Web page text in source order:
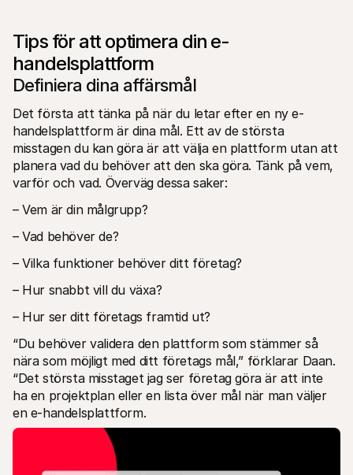
Tips för att optimera din e-
handelsplattform
Definiera dina affärsmål
Det första att tänka på när du letar efter en ny e-
handelsplattform är dina mål. Ett av de största
misstagen du kan göra är att välja en plattform utan att
planera vad du behöver att den ska göra. Tänk på vem,
varför och vad. Överväg dessa saker:
– Vem är din målgrupp?
– Vad behöver de?
– Vilka funktioner behöver ditt företag?
– Hur snabbt vill du växa?
– Hur ser ditt företags framtid ut?
“Du behöver validera den plattform som stämmer så
nära som möjligt med ditt företags mål,” förklarar Daan.
“Det största misstaget jag ser företag göra är att inte
ha en projektplan eller en lista över mål när man väljer
en e-handelsplattform.